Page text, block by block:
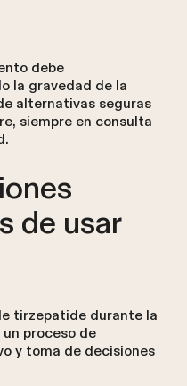
debe
la gravedad de la
alternativas seguras
siempre en consulta
de usar
tirzepatide durante la
proceso de
y toma de decisiones